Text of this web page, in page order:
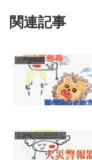
関連記事
火災警報器
まちのでんきやさん